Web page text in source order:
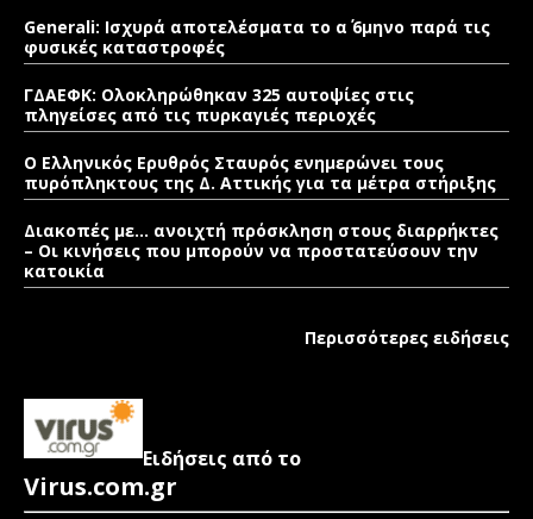
Generali: Ισχυρά αποτελέσματα το α΄ 6μηνο παρά τις
φυσικές καταστροφές
ΓΔΑΕΦΚ: Ολοκληρώθηκαν 325 αυτοψίες στις
πληγείσες από τις πυρκαγιές περιοχές
Ο Ελληνικός Ερυθρός Σταυρός ενημερώνει τους
πυρόπληκτους της Δ. Αττικής για τα μέτρα στήριξης
Διακοπές με… ανοιχτή πρόσκληση στους διαρρήκτες
– Οι κινήσεις που μπορούν να προστατεύσουν την
κατοικία
Περισσότερες ειδήσεις
Ειδήσεις από το
Virus.com.gr